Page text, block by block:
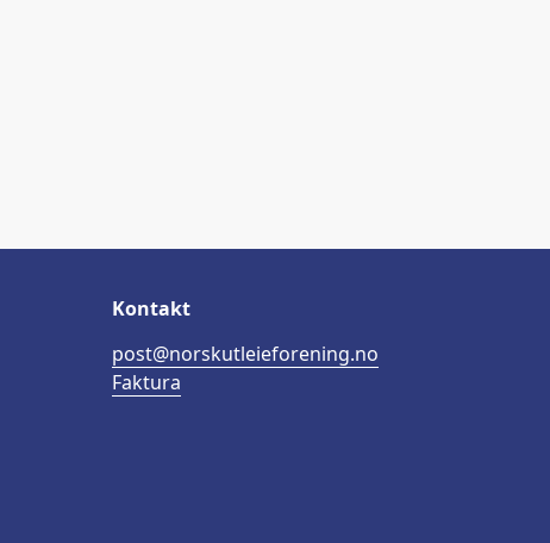
Kontakt
post@norskutleieforening.no
Faktura